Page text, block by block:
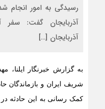
رسیدگی به امور انجام
آذربایجان گفت: سفر
آذربایجان […]
به گزارش خبرنگار
شریف ایران و
کمک رسانی به این حادثه